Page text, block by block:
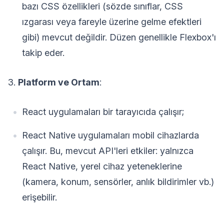
bazı CSS özellikleri (sözde sınıflar, CSS
ızgarası veya fareyle üzerine gelme efektleri
gibi) mevcut değildir. Düzen genellikle Flexbox'ı
takip eder.
3. Platform ve Ortam:
React uygulamaları bir tarayıcıda çalışır;
React Native uygulamaları mobil cihazlarda
çalışır. Bu, mevcut API'leri etkiler: yalnızca
React Native, yerel cihaz yeteneklerine
(kamera, konum, sensörler, anlık bildirimler vb.)
erişebilir.